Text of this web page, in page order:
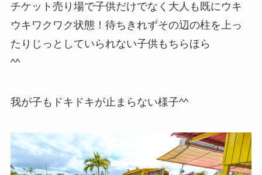
チケット売り場で子供だけでなく大人も既にウキ
ウキワクワク状態！待ちきれずその辺の柱を上っ
たりじっとしていられない子供もちらほら
^^
我が子もドキドキが止まらない様子^^